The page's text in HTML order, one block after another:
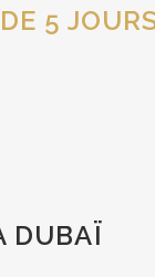
5
DUBAÏ